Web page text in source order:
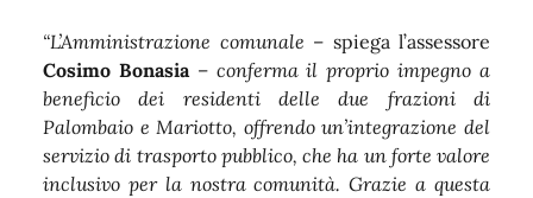
“L’Amministrazione comunale – spiega l’assessore
Cosimo Bonasia– conferma il proprio impegno a
beneficio dei residenti delle due frazioni di
Palombaio e Mariotto, offrendo un’integrazione del
servizio di trasporto pubblico, che ha un forte valore
inclusivo per la nostra comunità. Grazie a questa